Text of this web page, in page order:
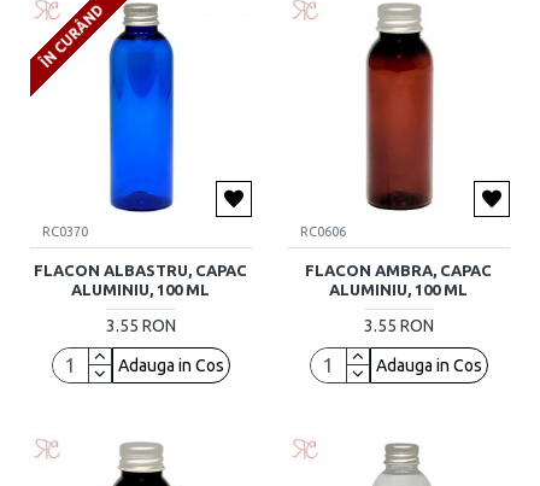
ÎN CURÂND
RC0370
FLACON ALBASTRU, CAPAC
ALUMINIU, 100 ML
3.55 RON
Adauga in Cos
RC0606
FLACON AMBRA, CAPAC
ALUMINIU, 100 ML
3.55 RON
Adauga in Cos